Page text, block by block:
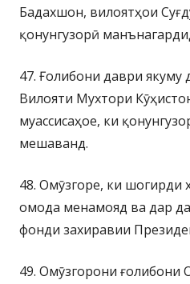
Бадахшон, вилоятҳои
қонунгузорӣ
47. Ғолибони даври
Вилояти Мухтори
муассисаҳое, ки
мешаванд.
48. Омӯзгоре, ки шогирди
омода менамояд ва дар
фонди захиравии
49. Омӯзгорони ғолибони